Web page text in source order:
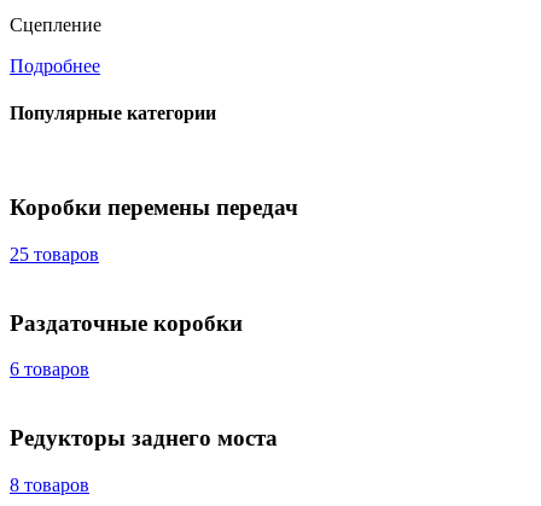
Сцепление
Подробнее
Популярные категории
Коробки перемены передач
25 товаров
Раздаточные коробки
6 товаров
Редукторы заднего моста
8 товаров